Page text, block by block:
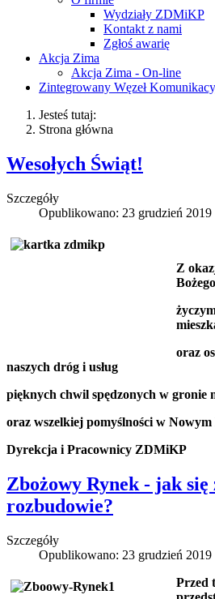
Wydziały ZDMiKP
Kontakt z nami
Zgłoś awarię
Akcja Zima
Akcja Zima - On-line
Zintegrowany Węzeł
Jesteś tutaj:
Strona główna
Wesołych Świąt!
Szczegóły
Opublikowano: 23 grudzień 2019
Z
oraz
naszych dróg i usług
pięknych chwil spędzonych w gronie
oraz wszelkiej pomyślności w
Dyrekcja i Pracownicy ZDMiKP
Zbożowy Rynek - jak się
rozbudowie?
Szczegóły
Opublikowano: 23 grudzień 2019
Przed